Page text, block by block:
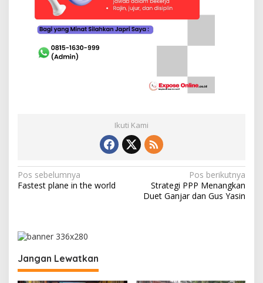
Ikuti Kami
N
a
i
g
a
s
Pos sebelumnya
Fastest plane in the world
Pos berikutnya
Strategi PPP Menangkan
Duet Ganjar dan Gus Yasin
Jangan Lewatkan